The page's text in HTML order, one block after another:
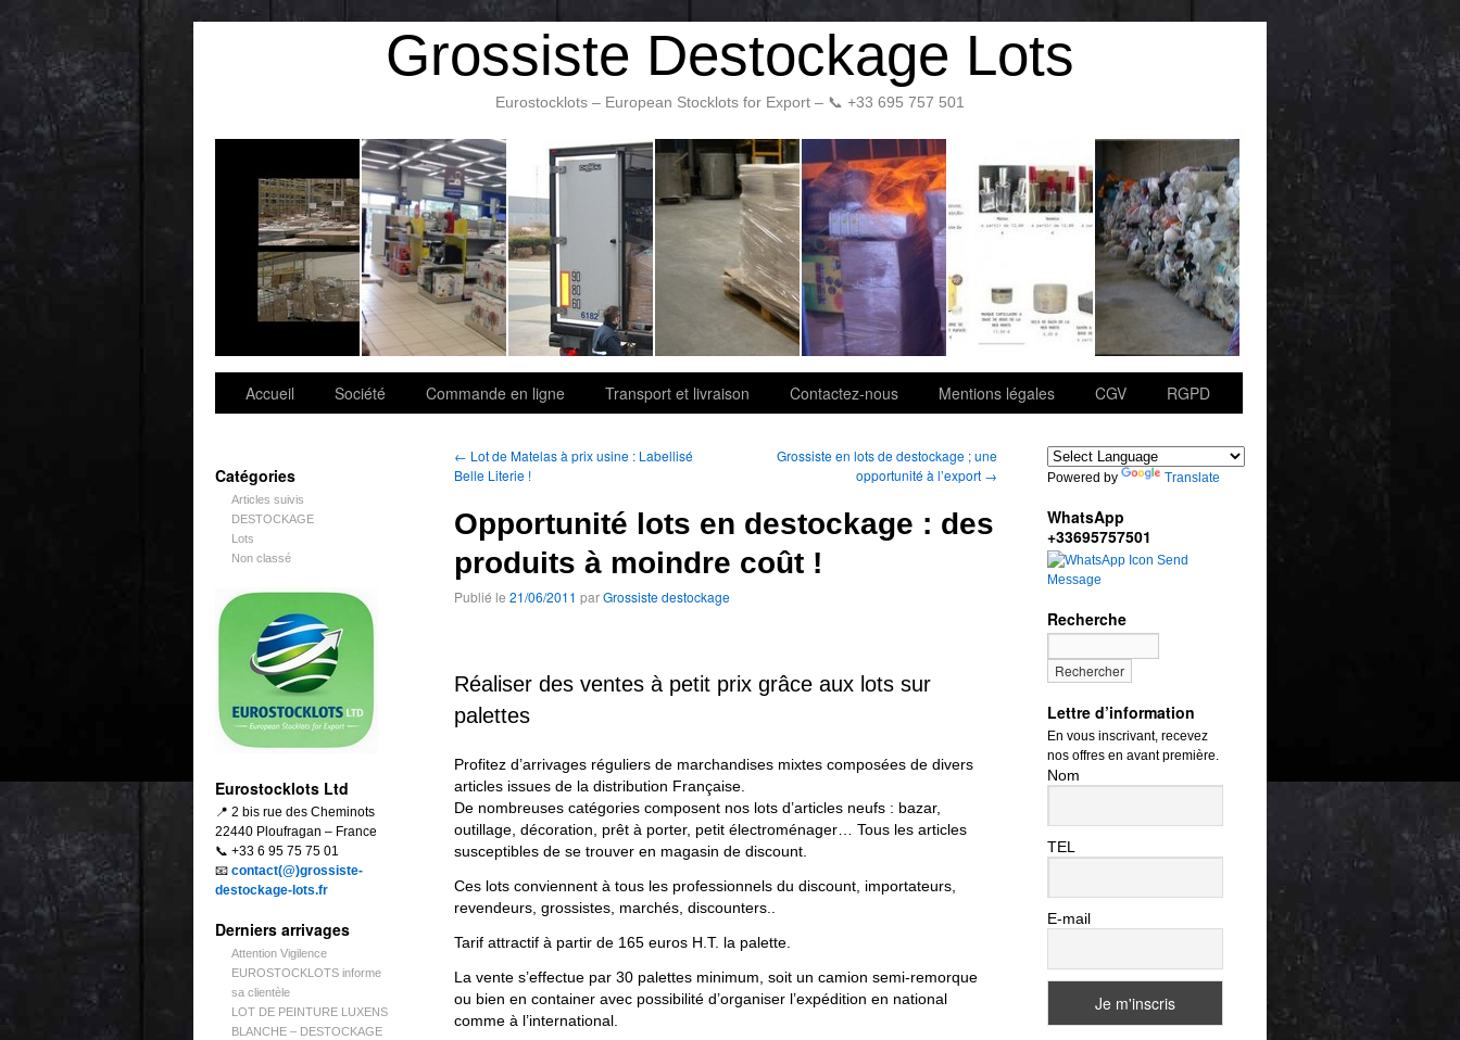
Grossiste Destockage Lots
Eurostocklots – European Stocklots for Export – 📞 +33 695 757 501
Information
Accueil Société Commande en ligne Transport et livraison Contactez-nous Mentions légales CGV RGPD
Catégories
Articles suivis
DESTOCKAGE
Lots
Non classé
Eurostocklots Ltd
📍 2 bis rue des Cheminots
22440 Ploufragan – France
📞 +33 6 95 75 75 01
📧 contact(@)grossiste-
destockage-lots.fr
Derniers arrivages
Attention Vigilence
EUROSTOCKLOTS informe
sa clientèle
LOT DE PEINTURE LUXENS
BLANCHE – DESTOCKAGE
Powered by Translate
WhatsApp
+33695757501
Send
Message
Recherche
Lettre d’information
En vous inscrivant, recevez
nos offres en avant première.
Nom
TEL
E-mail
← Lot de Matelas à prix usine : Labellisé
Belle Literie !
Grossiste en lots de destockage ; une
opportunité à l’export →
Opportunité lots en destockage : des
produits à moindre coût !
Publié le 21/06/2011 parGrossiste destockage
Réaliser des ventes à petit prix grâce aux lots sur
palettes
Profitez d’arrivages réguliers de marchandises mixtes composées de divers
articles issues de la distribution Française.
De nombreuses catégories composent nos lots d’articles neufs : bazar,
outillage, décoration, prêt à porter, petit électroménager… Tous les articles
susceptibles de se trouver en magasin de discount.
Ces lots conviennent à tous les professionnels du discount, importateurs,
revendeurs, grossistes, marchés, discounters..
Tarif attractif à partir de 165 euros H.T. la palette.
La vente s’effectue par 30 palettes minimum, soit un camion semi-remorque
ou bien en container avec possibilité d’organiser l’expédition en national
comme à l’international.